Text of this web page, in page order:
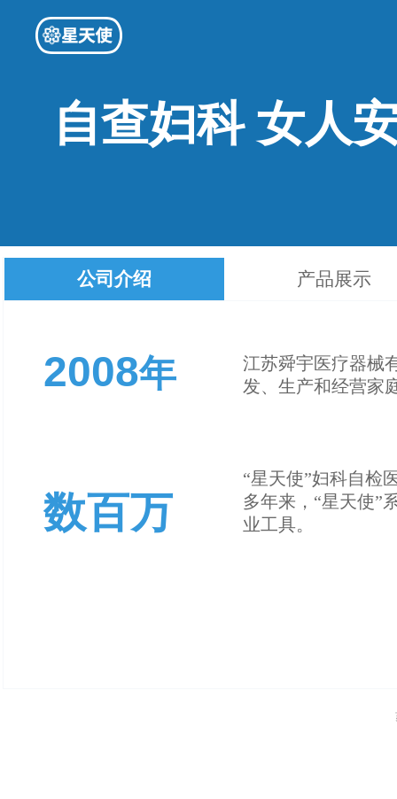
自查妇科 女人
公司介绍 产品展示
数百万
江苏舜宇医疗器械
发、生产和经营家
“星天使”妇科自检
多年来，“星天使”
业工具。
2008年